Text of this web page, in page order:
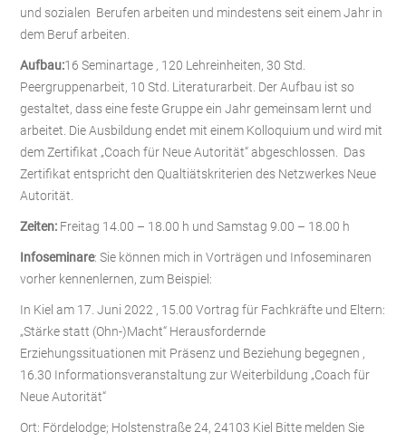
und sozialen Berufen arbeiten und mindestens seit einem Jahr in
dem Beruf arbeiten.
Aufbau:16 Seminartage , 120 Lehreinheiten, 30 Std.
Peergruppenarbeit, 10 Std. Literaturarbeit. Der Aufbau ist so
gestaltet, dass eine feste Gruppe ein Jahr gemeinsam lernt und
arbeitet. Die Ausbildung endet mit einem Kolloquium und wird mit
dem Zertifikat „Coach für Neue Autorität“ abgeschlossen. Das
Zertifikat entspricht den Qualtiätskriterien des Netzwerkes Neue
Autorität.
Zeiten: Freitag 14.00 – 18.00 h und Samstag 9.00 – 18.00 h
Infoseminare: Sie können mich in Vorträgen und Infoseminaren
vorher kennenlernen, zum Beispiel:
In Kiel am 17. Juni 2022 , 15.00 Vortrag für Fachkräfte und Eltern:
„Stärke statt (Ohn-)Macht“ Herausfordernde
Erziehungssituationen mit Präsenz und Beziehung begegnen ,
16.30 Informationsveranstaltung zur Weiterbildung „Coach für
Neue Autorität“
Ort: Fördelodge; Holstenstraße 24, 24103 Kiel Bitte melden Sie